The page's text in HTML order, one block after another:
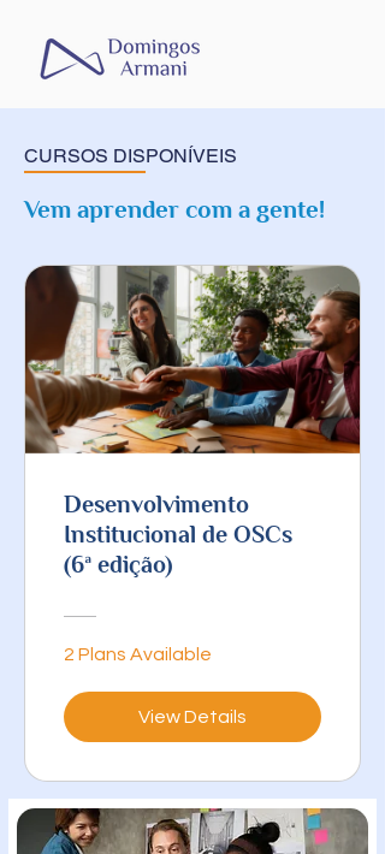
Item List
CURSOS DISPONÍVEIS
Vem aprender com a gente!
Desenvolvimento
Institucional de OSCs
(6ª edição)
2 Plans Available
View Details